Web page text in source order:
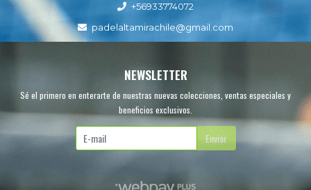
+56933774072
padelaltamirachile@gmail.com
NEWSLETTER
Sé el primero en enterarte de nuestras nuevas colecciones, ventas especiales y
beneficios exclusivos.
Enviar